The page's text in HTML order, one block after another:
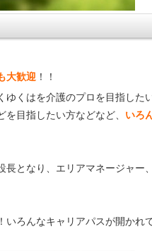
大歓迎 ！！
ゆくはを介護のプロを目指した
目指したい方などなど、 いろ
長となり、エリアマネージャー
いろんなキャリアパスが開かれ